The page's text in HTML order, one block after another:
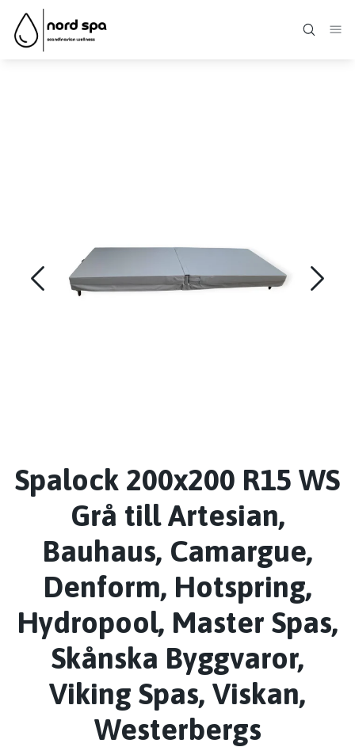
Spalock 200x200 R15 WS
Grå till Artesian,
Bauhaus, Camargue,
Denform, Hotspring,
Hydropool, Master Spas,
Skånska Byggvaror,
Viking Spas, Viskan,
Westerbergs